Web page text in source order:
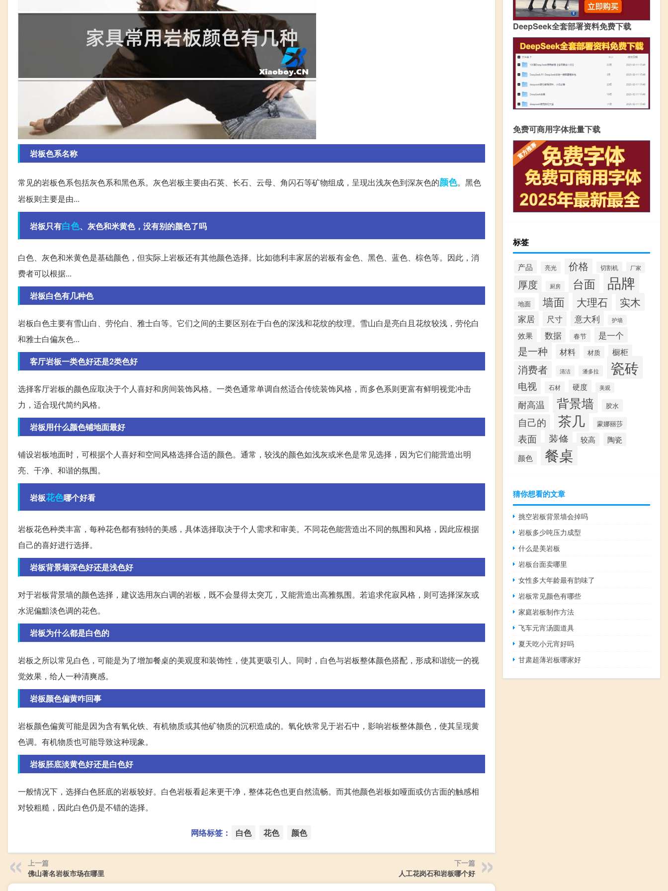
岩板色系名称
常见的岩板色系包括灰色系和黑色系。灰色岩板主要由石英、长石、云母、角闪石等矿物组成，呈现出浅灰色到深灰色的颜色。黑色
岩板则主要是由...
岩板只有白色、灰色和米黄色，没有别的颜色了吗
白色、灰色和米黄色是基础颜色，但实际上岩板还有其他颜色选择。比如德利丰家居的岩板有金色、黑色、蓝色、棕色等。因此，消
费者可以根据...
岩板白色有几种色
岩板白色主要有雪山白、劳伦白、雅士白等。它们之间的主要区别在于白色的深浅和花纹的纹理。雪山白是亮白且花纹较浅，劳伦白
和雅士白偏灰色...
客厅岩板一类色好还是2类色好
选择客厅岩板的颜色应取决于个人喜好和房间装饰风格。一类色通常单调自然适合传统装饰风格，而多色系则更富有鲜明视觉冲击
力，适合现代简约风格。
岩板用什么颜色铺地面最好
铺设岩板地面时，可根据个人喜好和空间风格选择合适的颜色。通常，较浅的颜色如浅灰或米色是常见选择，因为它们能营造出明
亮、干净、和谐的氛围。
岩板花色哪个好看
岩板花色种类丰富，每种花色都有独特的美感，具体选择取决于个人需求和审美。不同花色能营造出不同的氛围和风格，因此应根据
自己的喜好进行选择。
岩板背景墙深色好还是浅色好
对于岩板背景墙的颜色选择，建议选用灰白调的岩板，既不会显得太突兀，又能营造出高雅氛围。若追求侘寂风格，则可选择深灰或
水泥偏黯淡色调的花色。
岩板为什么都是白色的
岩板之所以常见白色，可能是为了增加餐桌的美观度和装饰性，使其更吸引人。同时，白色与岩板整体颜色搭配，形成和谐统一的视
觉效果，给人一种清爽感。
岩板颜色偏黄咋回事
岩板颜色偏黄可能是因为含有氧化铁、有机物质或其他矿物质的沉积造成的。氧化铁常见于岩石中，影响岩板整体颜色，使其呈现黄
色调。有机物质也可能导致这种现象。
岩板胚底淡黄色好还是白色好
一般情况下，选择白色胚底的岩板较好。白色岩板看起来更干净，整体花色也更自然流畅。而其他颜色岩板如哑面或仿古面的触感相
对较粗糙，因此白色仍是不错的选择。
网络标签： 白色 花色 颜色
上一篇
佛山著名岩板市场在哪里
下一篇
人工花岗石和岩板哪个好
DeepSeek全套部署资料免费下载
免费可商用字体批量下载
标签
产品 亮光 价格 切割机 厂家
厚度 厨房 台面 品牌
地面 墙面 大理石 实木
家居 尺寸 意大利 护墙
效果 数据 春节 是一个
是一种 材料 材质 橱柜
消费者 清洁 潘多拉 瓷砖
电视 石材 硬度 美观
耐高温 背景墙 胶水
自己的 茶几 蒙娜丽莎
表面 装修 较高
陶瓷
颜色
餐桌
猜你想看的文章
挑空岩板背景墙会掉吗
岩板多少吨压力成型
什么是美岩板
岩板台面卖哪里
女性多大年龄最有韵味了
岩板常见颜色有哪些
家庭岩板制作方法
飞车元宵汤圆道具
夏天吃小元宵好吗
甘肃超薄岩板哪家好